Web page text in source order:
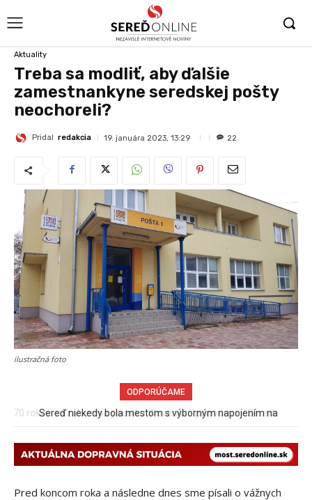
Aktuality
Treba sa modliť, aby ďalšie
zamestnankyne seredskej pošty
neochoreli?
Pridal redakcia 19. januára 2023, 13:29 22
ilustračná foto
ODPORÚČAME
Sereď niekedy bola mestom s výborným napojením na
Pred koncom roka a následne dnes sme písali o vážnych